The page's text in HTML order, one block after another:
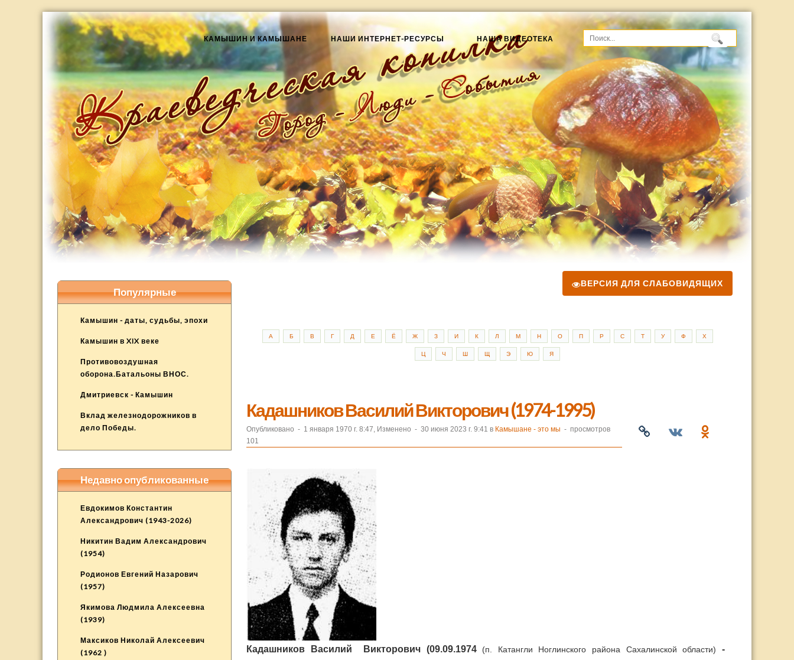
КАМЫШИН И КАМЫШАНЕ НАШИ ИНТЕРНЕТ-РЕСУРСЫ НАША ВИДЕОТЕКА
ВЕРСИЯ ДЛЯ СЛАБОВИДЯЩИХ
А Б В Г Д Е Ё Ж З И К Л М Н О П Р С Т У Ф Х
Ц Ч Ш Щ Э Ю Я
Кадашников Василий Викторович (1974-1995)
Опубликовано - 1 января 1970 г. 8:47, Изменено - 30 июня 2023 г. 9:41 в Камышане - это мы - просмотров
101
Кадашников Василий Викторович (09.09.1974 (п. Катангли Ноглинского района Сахалинской области)
-
Популярные
Камышин - даты, судьбы, эпохи
Камышин в XIX веке
Противовоздушная
оборона.Батальоны ВНОС.
Дмитриевск - Камышин
Вклад железнодорожников в
дело Победы.
Недавно опубликованные
Евдокимов Константин
Александрович (1943-2026)
Никитин Вадим Александрович
(1954)
Родионов Евгений Назарович
(1957)
Якимова Людмила Алексеевна
(1939)
Максиков Николай Алексеевич
(1962 )